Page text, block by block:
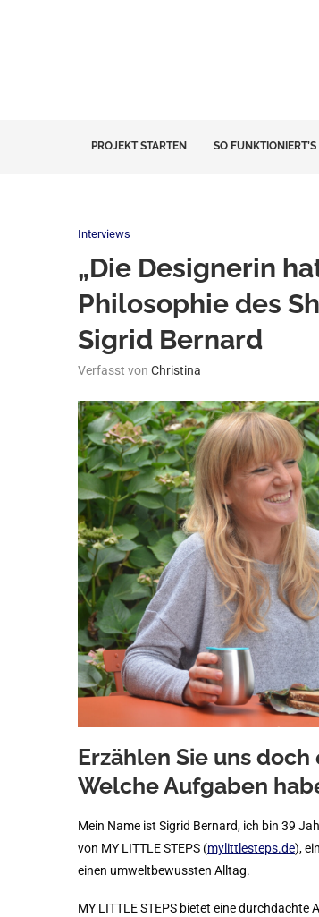
PROJEKT STARTEN SO FUNKTIONIERT’S
Interviews
„Die Designerin
Philosophie des
Sigrid Bernard
Verfasst von Christina
Erzählen Sie uns
Welche Aufgaben
Mein Name ist Sigrid Bernard, ich bin 39
von MY LITTLE STEPS (mylittlesteps.de),
einen umweltbewussten Alltag.
MY LITTLE STEPS bietet eine